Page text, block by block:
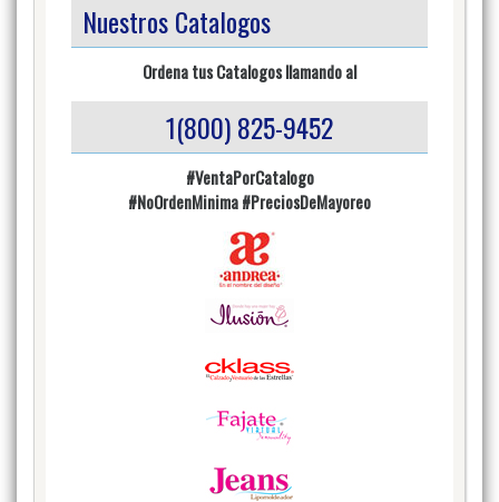
Nuestros Catalogos
Ordena tus Catalogos llamando al
1(800) 825-9452
#VentaPorCatalogo
#NoOrdenMinima#PreciosDeMayoreo